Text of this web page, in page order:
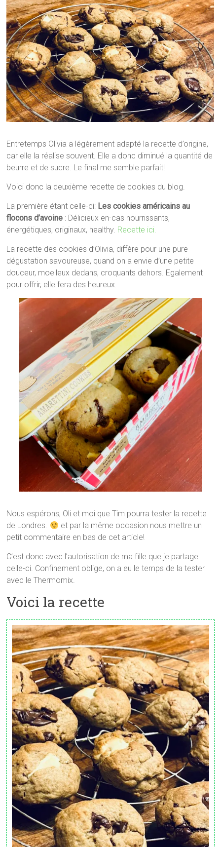
Entretemps Olivia a légèrement adapté la recette d’origine,
car elle la réalise souvent. Elle a donc diminué la quantité de
beurre et de sucre. Le final me semble parfait!
Voici donc la deuxième recette de cookies du blog.
La première étant celle-ci: Les cookies américains au
flocons d’avoine : Délicieux en-cas nourrissants,
énergétiques, originaux, healthy. Recette ici.
La recette des cookies d’Olivia, diffère pour une pure
dégustation savoureuse, quand on a envie d’une petite
douceur, moelleux dedans, croquants dehors. Egalement
pour offrir, elle fera des heureux.
Nous espérons, Oli et moi que Tim pourra tester la recette
de Londres.
et par la même occasion nous mettre un
petit commentaire en bas de cet article!
C’est donc avec l’autorisation de ma fille que je partage
celle-ci. Confinement oblige, on a eu le temps de la tester
avec le Thermomix.
Voici la recette